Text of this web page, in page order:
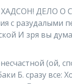
ДЕЛО О
с разудалыми
И зря вы
(ой,
Б. сразу все: